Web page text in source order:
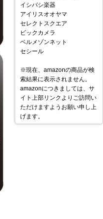
イシバシ楽器
アイリスオオヤマ
セレクトスクエア
ビックカメラ
ベルメゾンネット
セシール
※現在、amazonの商品が検
索結果に表示されません。
amazonにつきましては、サ
イト上部リンクよりご訪問い
ただけますようお願い申し上
げます。